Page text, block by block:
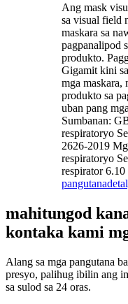
Ang mask
sa visual field
maskara sa
pagpanalipod
produkto.
Gigamit kini
mga maskara,
produkto sa
uban pang
Sumbanan:
respiratoryo
2626-2019
respiratoryo
respirator
pangutana
mahitungod
kontaka kami
Alang sa mga pangutana
presyo, palihug ibilin ang
sa sulod sa 24 oras.